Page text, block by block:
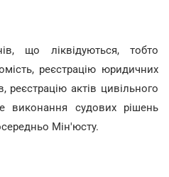
що ліквідуються, тобто
реєстрацію юридичних
реєстрацію актів цивільного
виконання судових рішень
Мін'юсту.